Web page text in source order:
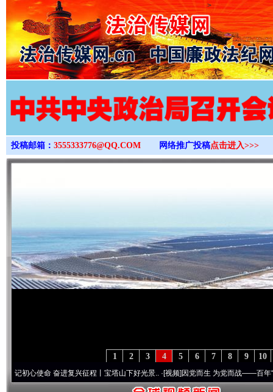
>
投稿邮箱： 3555333776@QQ.COM 网络推广投稿点击进入>>>
10
9
8
7
6
5
4
3
2
1
使命 奋进复兴征程丨宝塔山下好光景..·[视频]因党而生 为党而战——百年“纪”事⑧